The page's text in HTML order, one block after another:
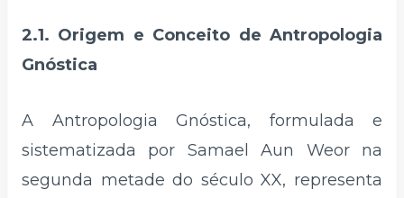
2.1. Origem e Conceito de Antropologia
Gnóstica
A Antropologia Gnóstica, formulada e
sistematizada por Samael Aun Weor na
segunda metade do século XX, representa